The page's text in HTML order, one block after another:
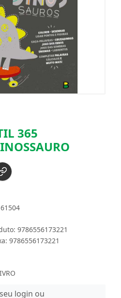
365
9786556173221
9786556173221
login ou